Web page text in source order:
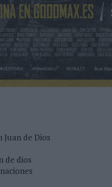
de Dios
de dios